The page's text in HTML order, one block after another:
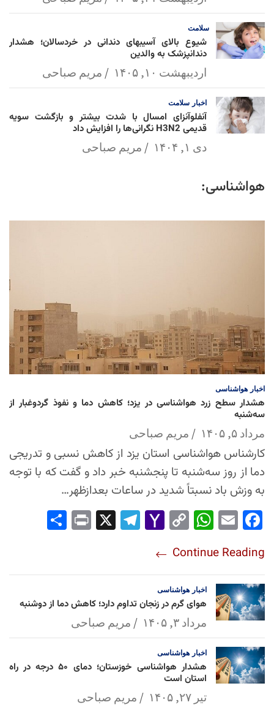
سلامت
شیوع بالای آسیبهای دندانی در خردسالان؛ هشدار
دندانپزشک به والدین
اردیبهشت ۱۰, ۱۴۰۵ مریم صباحی
اخبار سلامت
آنفلوآنزای امسال با شدت بیشتر و بازگشت سویه
قدیمی H3N2 نگرانی‌ها را افزایش داد
دی ۱, ۱۴۰۴ مریم صباحی
هواشناسی:
اخبار هواشناسی
هشدار سطح زرد هواشناسی در یزد؛ کاهش دما و نفوذ گردوغبار از
سه‌شنبه
مرداد ۵, ۱۴۰۵ مریم صباحی
کارشناس هواشناسی استان یزد از کاهش نسبی و تدریجی
دما از روز سه‌شنبه تا پنجشنبه خبر داد و گفت که با توجه
به وزش باد نسبتاً شدید در ساعات بعدازظهر…
Fac
ok
Em
Wh
Ap
p
Co
Lin
k
Yah
l
Tel
Pri
Continue Reading
اخبار هواشناسی
هوای گرم در زنجان تداوم دارد؛ کاهش دما از دوشنبه
مرداد ۳, ۱۴۰۵ مریم صباحی
اخبار هواشناسی
هشدار هواشناسی خوزستان؛ دمای ۵۰ درجه در راه
استان است
تیر ۲۷, ۱۴۰۵ مریم صباحی